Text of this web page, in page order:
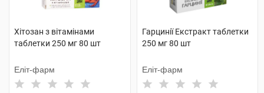
Хітозан з вітамінами
таблетки 250 мг 80 шт
Еліт-фарм
Гарцинії Екстракт таблетки
250 мг 80 шт
Еліт-фарм